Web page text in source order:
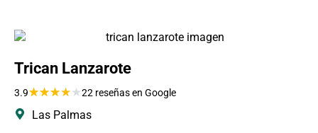
Trican Lanzarote
3.9★★★★ ★22 reseñas en Google
Las Palmas